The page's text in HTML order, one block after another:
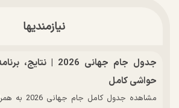
نیازمندیها
جدول جام جهانی 2026 |
حواشی کامل
مشاهده جدول